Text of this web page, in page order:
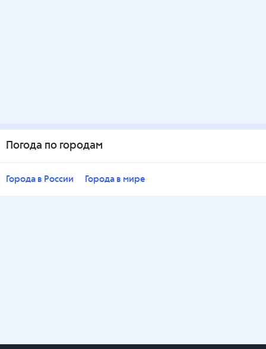
Погода по городам
Города в России Города в мире